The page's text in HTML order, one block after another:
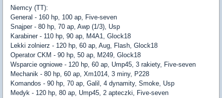
Niemcy (TT):
General - 160 hp, 100 ap, Five-seven
Snajper - 80 hp, 70 ap, Awp (1/3), Usp
Karabiner - 110 hp, 90 ap, M4A1, Glock18
Lekki zolnierz - 120 hp, 60 ap, Aug, Flash, Glock18
Operator CKM - 90 hp, 50 ap, M249, Glock18
Wsparcie ogniowe - 120 hp, 60 ap, Ump45, 3 rakiety, Five-seven
Mechanik - 80 hp, 60 ap, Xm1014, 3 miny, P228
Komandos - 90 hp, 70 ap, Galil, 4 dynamity, Smoke, Usp
Medyk - 120 hp, 80 ap, Ump45, 2 apteczki, Five-seven